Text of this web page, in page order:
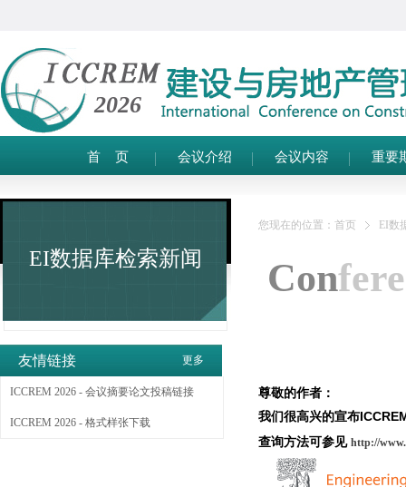
2026
首 页 会议介绍 会议内容 重要
EI数据库检索新闻
友情链接 更多
ICCREM 2026 - 会议摘要论文投稿链接
ICCREM 2026 - 格式样张下载
您现在的位置： 首页 EI数
Con
尊敬的作者：
我们很高兴的宣布
查询方法可参见 http://